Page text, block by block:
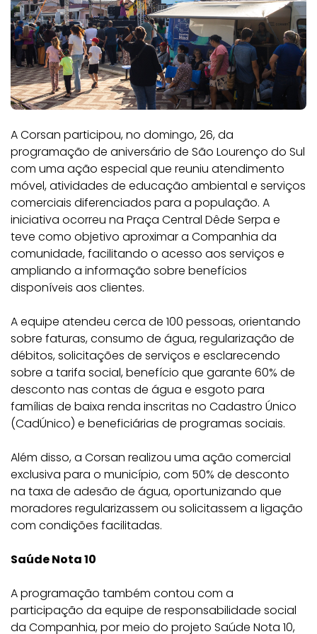
A Corsan participou, no domingo, 26, da
programação de aniversário de São Lourenço do Sul
com uma ação especial que reuniu atendimento
móvel, atividades de educação ambiental e serviços
comerciais diferenciados para a população. A
iniciativa ocorreu na Praça Central Dêde Serpa e
teve como objetivo aproximar a Companhia da
comunidade, facilitando o acesso aos serviços e
ampliando a informação sobre benefícios
disponíveis aos clientes.
A equipe atendeu cerca de 100 pessoas, orientando
sobre faturas, consumo de água, regularização de
débitos, solicitações de serviços e esclarecendo
sobre a tarifa social, benefício que garante 60% de
desconto nas contas de água e esgoto para
famílias de baixa renda inscritas no Cadastro Único
(CadÚnico) e beneficiárias de programas sociais.
Além disso, a Corsan realizou uma ação comercial
exclusiva para o município, com 50% de desconto
na taxa de adesão de água, oportunizando que
moradores regularizassem ou solicitassem a ligação
com condições facilitadas.
Saúde Nota 10
A programação também contou com a
participação da equipe de responsabilidade social
da Companhia, por meio do projeto Saúde Nota 10,